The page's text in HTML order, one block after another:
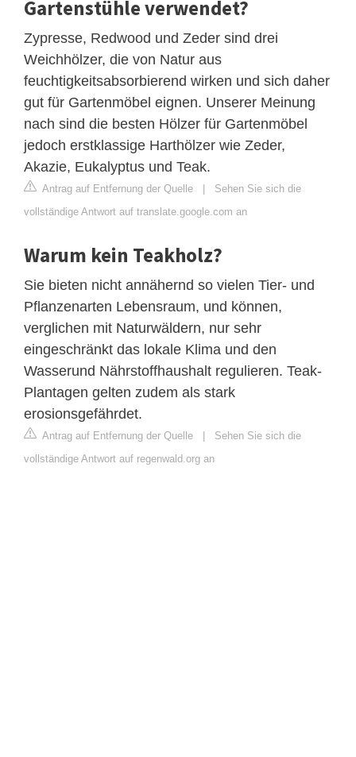
Gartenstühle verwendet?
Zypresse, Redwood und Zeder sind drei
Weichhölzer, die von Natur aus
feuchtigkeitsabsorbierend wirken und sich daher
gut für Gartenmöbel eignen. Unserer Meinung
nach sind die besten Hölzer für Gartenmöbel
jedoch erstklassige Harthölzer wie Zeder,
Akazie, Eukalyptus und Teak.
Antrag auf Entfernung der Quelle | Sehen Sie sich die
vollständige Antwort auf translate.google.com an
Warum kein Teakholz?
Sie bieten nicht annähernd so vielen Tier- und
Pflanzenarten Lebensraum, und können,
verglichen mit Naturwäldern, nur sehr
eingeschränkt das lokale Klima und den
Wasserund Nährstoffhaushalt regulieren. Teak-
Plantagen gelten zudem als stark
erosionsgefährdet.
Antrag auf Entfernung der Quelle | Sehen Sie sich die
vollständige Antwort auf regenwald.org an